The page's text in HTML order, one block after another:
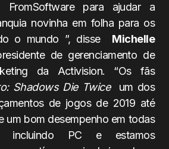
FromSoftware para ajudar a
novinha em folha para os
o mundo ”, disse Michelle
de gerenciamento de
da Activision. “Os fãs
Shadows Die Twiceum dos
de jogos de 2019 até
um bom desempenho em todas
incluindo PC e estamos